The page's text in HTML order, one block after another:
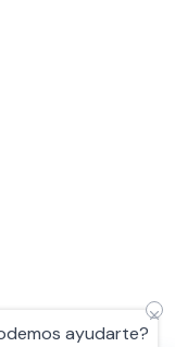
ayudarte?